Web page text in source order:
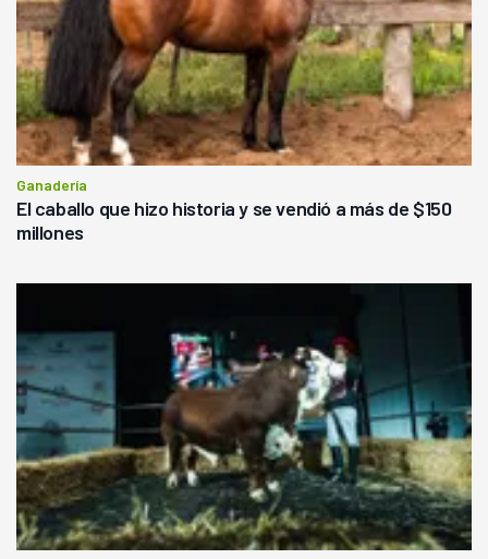
Ganadería
El caballo que hizo historia y se vendió a más de $150
millones